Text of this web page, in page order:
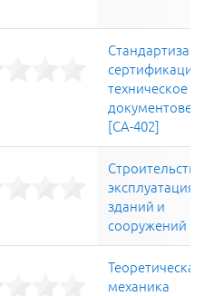
сертификация и
техническое
[СА-402]
Строительство и
эксплуатация
зданий и
сооружений
Теоретическая
механика